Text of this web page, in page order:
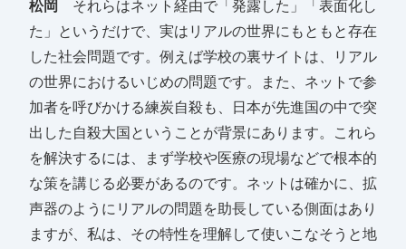
松岡 それらはネット経由で「発露した」「表面化し
た」というだけで、実はリアルの世界にもともと存在
した社会問題です。例えば学校の裏サイトは、リアル
の世界におけるいじめの問題です。また、ネットで参
加者を呼びかける練炭自殺も、日本が先進国の中で突
出した自殺大国ということが背景にあります。これら
を解決するには、まず学校や医療の現場などで根本的
な策を講じる必要があるのです。ネットは確かに、拡
声器のようにリアルの問題を助長している側面はあり
ますが、私は、その特性を理解して使いこなそうと地